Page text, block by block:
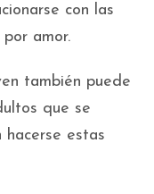
con las
amor.
también puede
que se
estas